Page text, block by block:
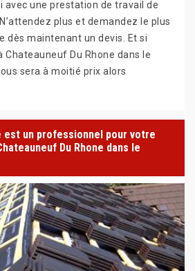
une prestation de travail de
plus et demandez le plus
dès maintenant un devis. Et si
Chateauneuf Du Rhone dans le
sera à moitié prix alors
est un professionnel pour votre
Du Rhone dans le